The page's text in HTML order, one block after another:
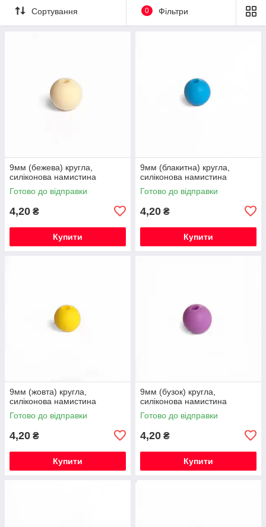
Сортування 0 Фільтри
9мм (бежева) кругла,
силіконова намистина
Готово до відправки
4,20 ₴
Купити
9мм (блакитна) кругла,
силіконова намистина
Готово до відправки
4,20 ₴
Купити
9мм (жовта) кругла,
силіконова намистина
Готово до відправки
4,20 ₴
Купити
9мм (бузок) кругла,
силіконова намистина
Готово до відправки
4,20 ₴
Купити